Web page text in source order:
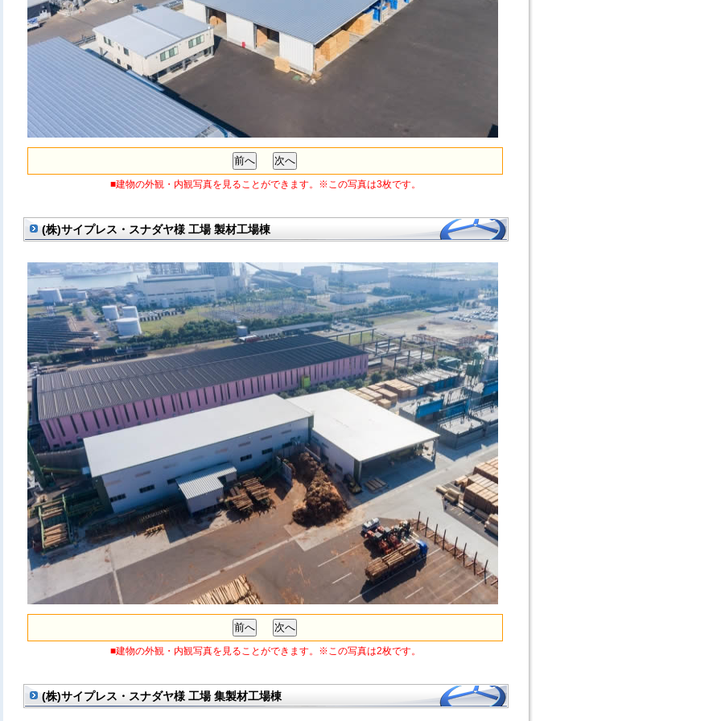
■建物の外観・内観写真を見ることができます。※この写真は3枚です。
(株)サイプレス・スナダヤ様 工場 製材工場棟
■建物の外観・内観写真を見ることができます。※この写真は2枚です。
(株)サイプレス・スナダヤ様 工場 集製材工場棟